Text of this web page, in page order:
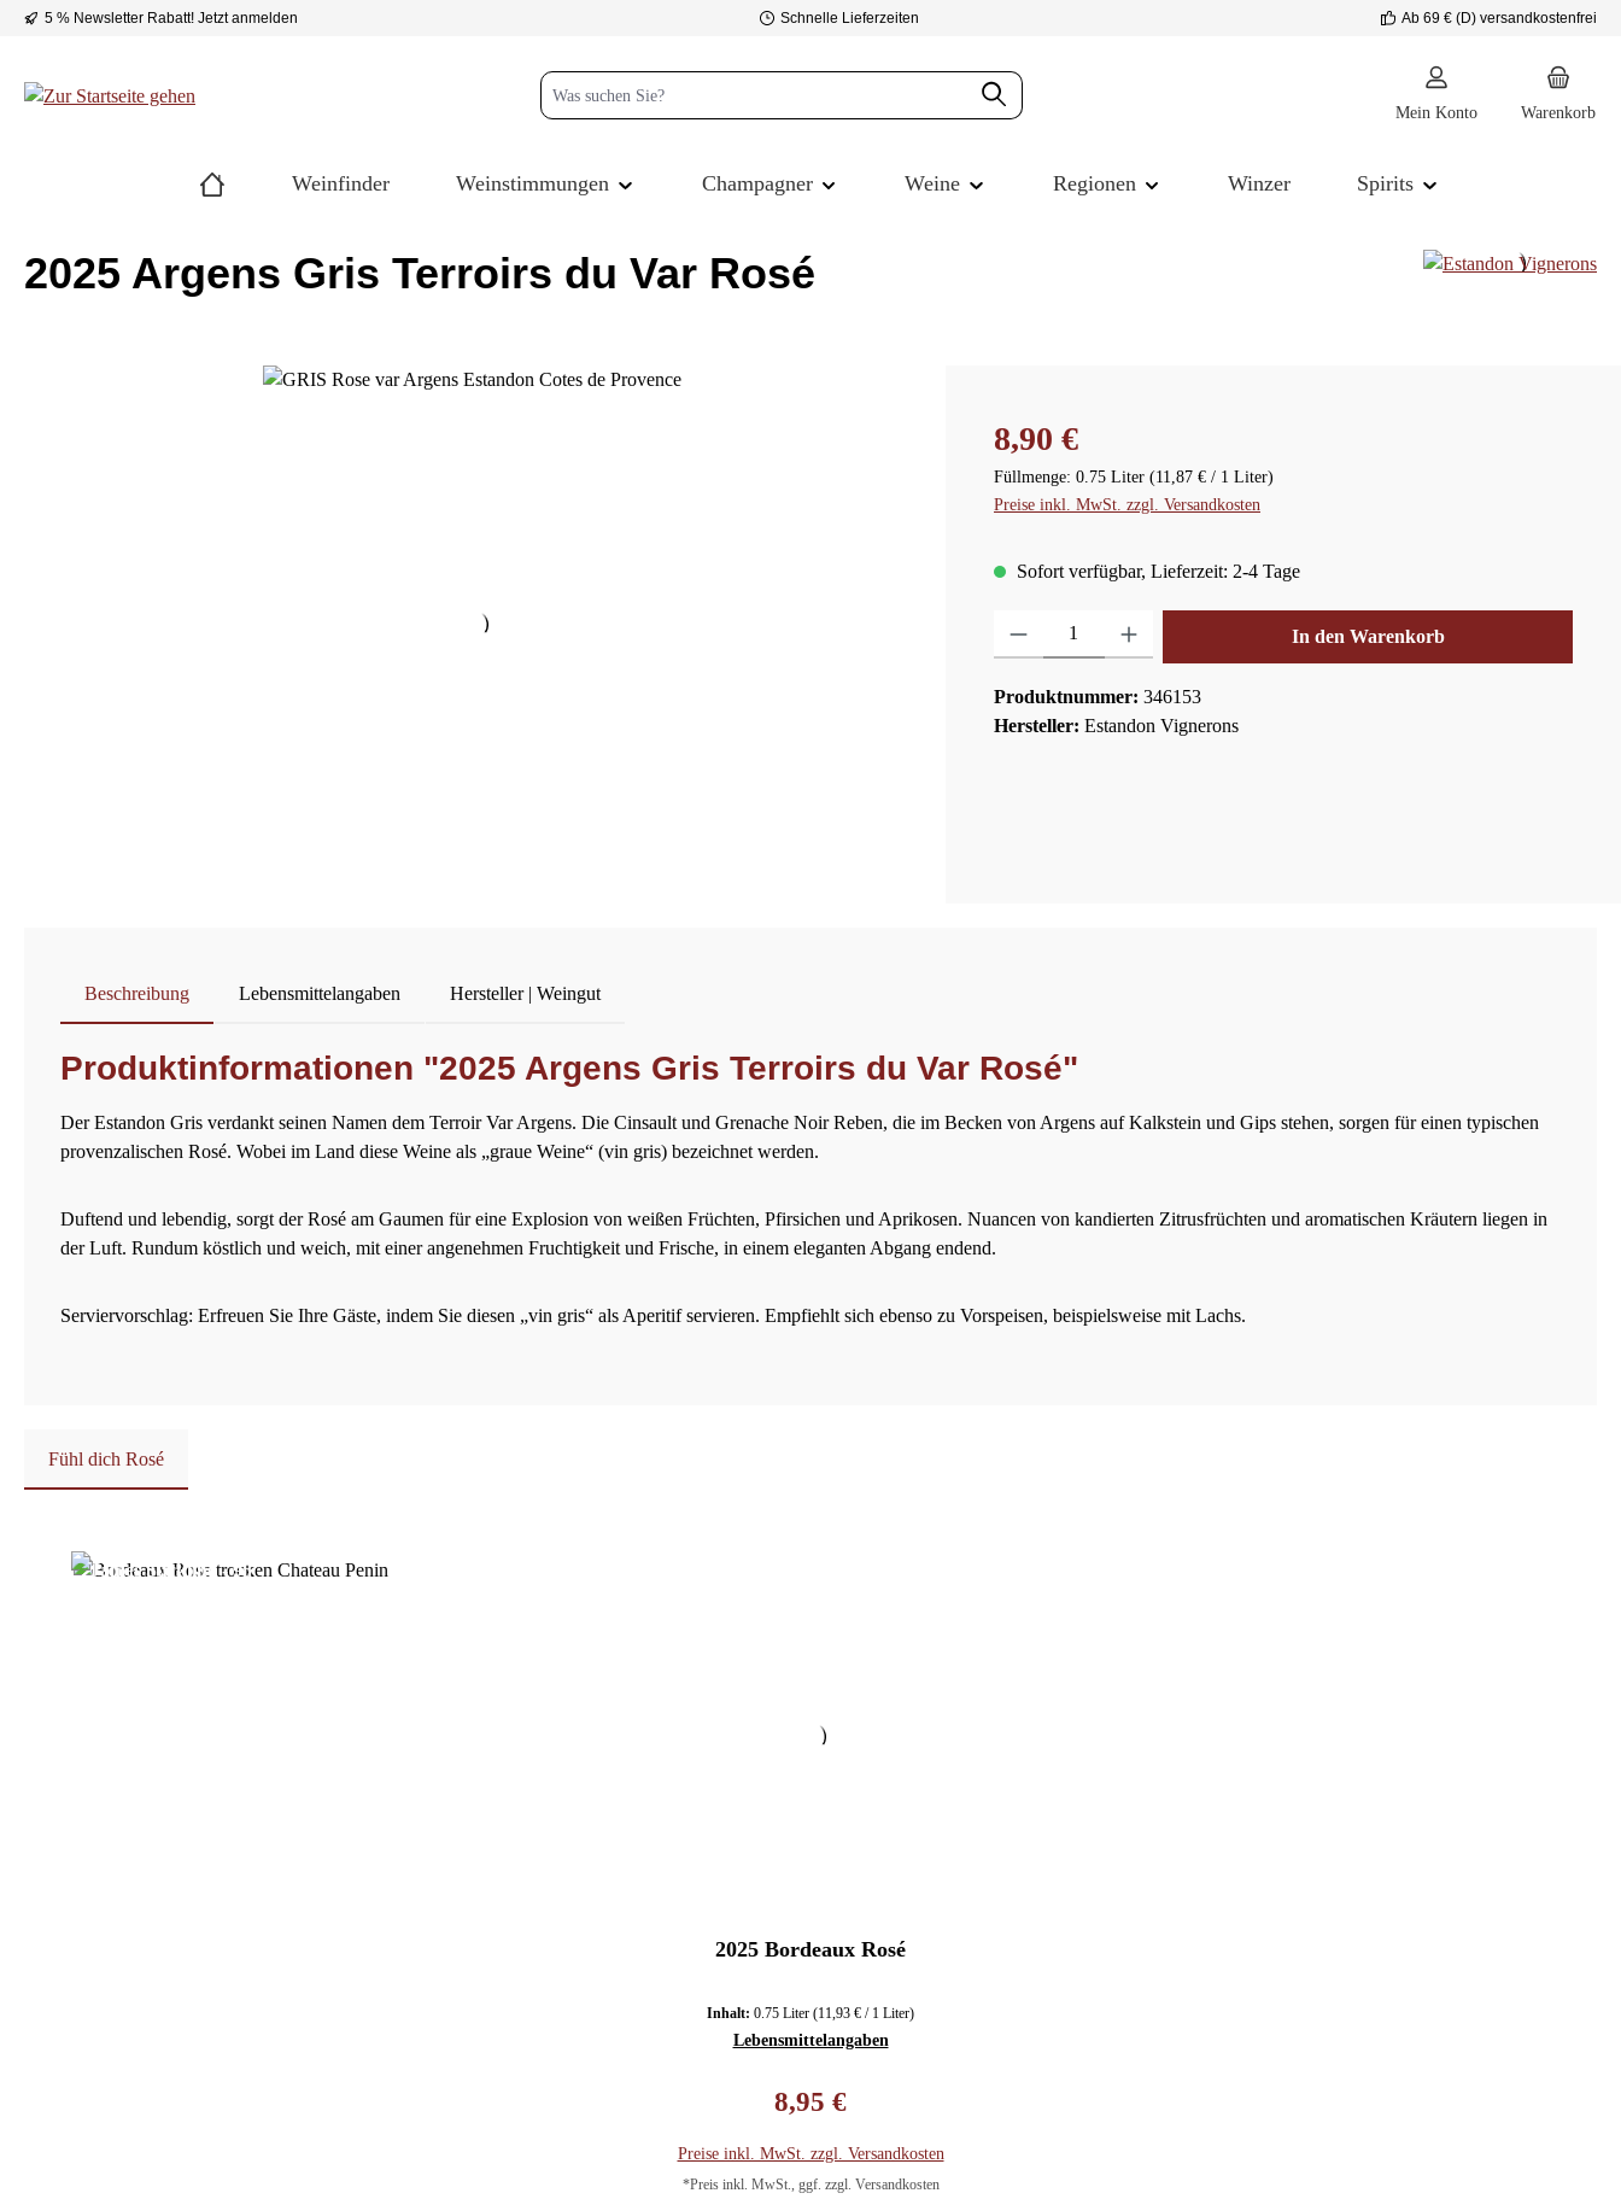
Hauptinhalt springen
Zur Suche springen
Zur Hauptnavigation springen
5 % Newsletter Rabatt! Jetzt anmelden Schnelle Lieferzeiten Ab 69 € (D) versandkostenfrei
Mein Konto Warenkorb
Weinfinder Weinstimmungen Champagner Weine Regionen Winzer Spirits
2025 Argens Gris Terroirs du Var Rosé
Regulärer Preis:
8,90 €
Füllmenge: 0.75 Liter (11,87 € / 1 Liter)
Preise inkl. MwSt. zzgl. Versandkosten
Sofort verfügbar, Lieferzeit: 2-4 Tage
Produkt Anzahl: Gib den gewünschten Wert ein oder benutze die Schaltflächen um die
In den Warenkorb
Produktnummer: 346153
Hersteller: Estandon Vignerons
Beschreibung Lebensmittelangaben Hersteller | Weingut
Produktinformationen "2025 Argens Gris Terroirs du Var Rosé"
Der Estandon Gris verdankt seinen Namen dem Terroir Var Argens. Die Cinsault und Grenache Noir Reben, die im Becken von Argens auf Kalkstein und Gips stehen, sorgen für einen typischen
provenzalischen Rosé. Wobei im Land diese Weine als „graue Weine“ (vin gris) bezeichnet werden.
Duftend und lebendig, sorgt der Rosé am Gaumen für eine Explosion von weißen Früchten, Pfirsichen und Aprikosen. Nuancen von kandierten Zitrusfrüchten und aromatischen Kräutern liegen in
der Luft. Rundum köstlich und weich, mit einer angenehmen Fruchtigkeit und Frische, in einem eleganten Abgang endend.
Serviervorschlag: Erfreuen Sie Ihre Gäste, indem Sie diesen „vin gris“ als Aperitif servieren. Empfiehlt sich ebenso zu Vorspeisen, beispielsweise mit Lachs.
Fühl dich Rosé
2025 Bordeaux Rosé
Inhalt: 0.75 Liter (11,93 € / 1 Liter)
Lebensmittelangaben
8,95 €
Preise inkl. MwSt. zzgl. Versandkosten
*Preis inkl. MwSt., ggf. zzgl. Versandkosten